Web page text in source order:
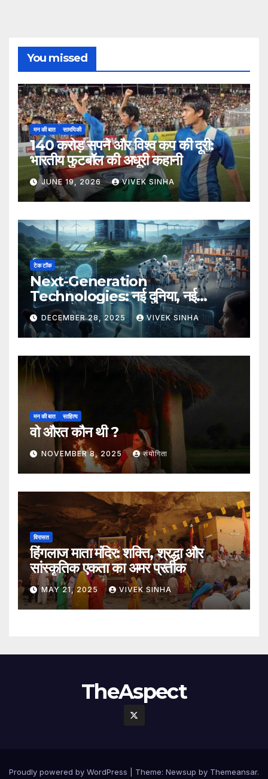
You missed
मन की बात सामयिकी
140 करोड़ सपने और विश्व कप की दूरी:
भारतीय फुटबॉल की अधूरी कहानी
JUNE 19, 2026 VIVEK SINHA
टेक टॉक
Next-Generation
Technologies: नई दुनिया, नई
संभावनाएँ, नया भविष्य
DECEMBER 28, 2025 VIVEK SINHA
मन की बात साहित्य
वो औरत कौन थी ?
NOVEMBER 8, 2025 संयोगिता
विरासत
हिंगलाज माता मंदिर: शक्ति, श्रद्धा और
सांस्कृतिक एकता का अमर प्रतीक
MAY 21, 2025 VIVEK SINHA
TheAspect
Proudly powered by WordPress Theme: Newsup by Themeansar.